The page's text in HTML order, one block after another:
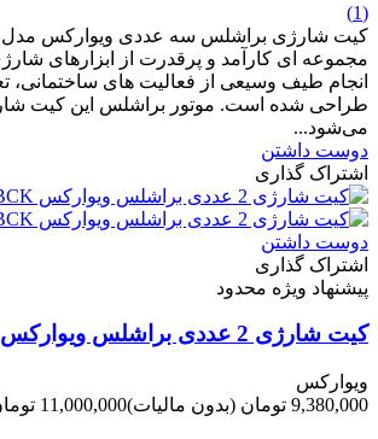
(1)
مجموعه ای کارآمد و پرقدرت از ابزارهای
انجام طیف وسیعی از فعالیت های ساختمانی،
طراحی شده است. موتور براشلس این کیت
می‌شود...
دوست داشتن
اشتراک گذاری
دوست داشتن
اشتراک گذاری
پیشنهاد ویژه محدود
کیت شارژی 2 عددی براشلس ویوارکس VR2402-BCK
ویوارکس
9,380,000 تومان
(بدون مالیات)11,000,000 تومان